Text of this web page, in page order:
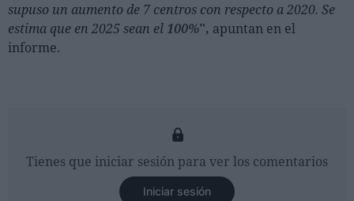
supuso un aumento de 7 centros con respecto a 2020. Se
estima que en 2025 sean el 100%", apuntan en el
informe.
Tienes que iniciar sesión para ver los comentarios
Iniciar sesión